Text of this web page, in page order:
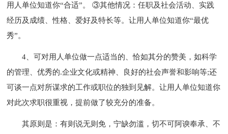
用人单位知道你“合适”。 ③其他情况：任职及社会活动、实践
经历及成绩、性格、爱好及特长等。让用人单位知道你“最优
秀”。
4、可对用人单位做一点适当的、恰如其分的赞美，如科学
的管理、优秀的.企业文化或精神、良好的社会声誉和影响等;还
可谈一点对所谋求的工作或职位的独到见解。让用人单位知道你
对此次求职很重视，提前做了较充分的准备。
其原则是：有则说无则免，宁缺勿滥，切不可阿谀奉承、不